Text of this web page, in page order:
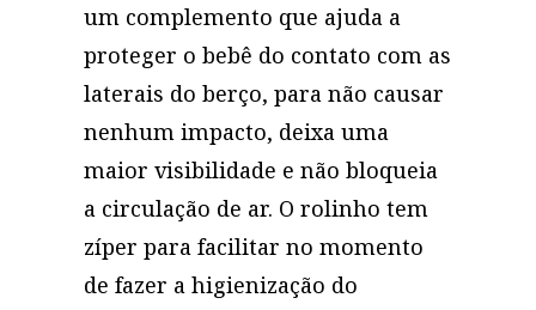
um complemento que ajuda a
proteger o bebê do contato com as
laterais do berço, para não causar
nenhum impacto, deixa uma
maior visibilidade e não bloqueia
a circulação de ar. O rolinho tem
zíper para facilitar no momento
de fazer a higienização do